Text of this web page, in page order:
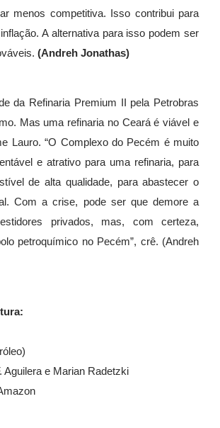
menos competitiva. Isso contribui para
A alternativa para isso podem ser
(Andreh Jonathas)
da Refinaria Premium II pela Petrobras
Mas uma refinaria no Ceará é viável e
Lauro. “O Complexo do Pecém é muito
e atrativo para uma refinaria, para
de alta qualidade, para abastecer o
Com a crise, pode ser que demore a
privados, mas, com certeza,
petroquímico no Pecém”, crê. (Andreh
Aguilera e Marian Radetzki